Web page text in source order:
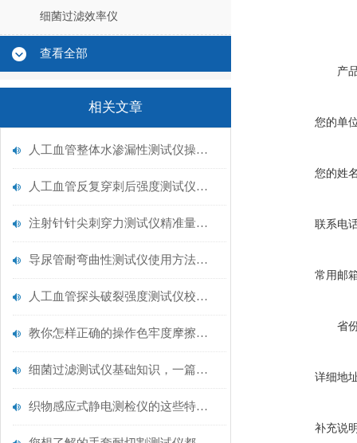
细菌过滤效率仪
查看全部
相关文章
人工血管整体水渗漏性测试仪操作中最容易出错的步骤
人工血管反复穿刺后强度测试仪是什么？透析患者的“生命管“质量靠它把关！
注射针针尖刺穿力测试仪精准量化针尖锋利度，构筑临床安全防线
导尿管耐弯曲性测试仪使用方法与操作规范
人工血管探头破裂强度测试仪校准规范：精准赋能医疗安全的技术基准
教你怎样正确的操作色牢度摩擦测试机
细菌过滤测试仪基础知识，一篇搞定
织物感应式静电测检仪的这些特点很少有人都知道
产
您的单
您的姓
联系电
常用邮
省
详细地
补充说